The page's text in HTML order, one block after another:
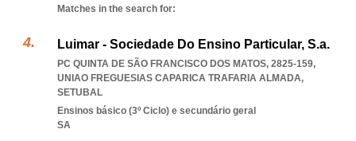
Matches in the search for:
Luimar - Sociedade Do Ensino Particular, S.a.
PC QUINTA DE SÃO FRANCISCO DOS MATOS, 2825-159,
UNIAO FREGUESIAS CAPARICA TRAFARIA ALMADA,
SETUBAL
Ensinos básico (3º Ciclo) e secundário geral
SA